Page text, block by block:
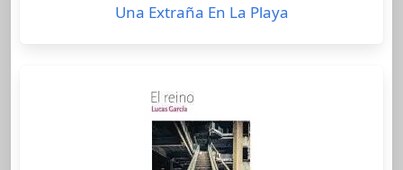
Una Extraña En La Playa